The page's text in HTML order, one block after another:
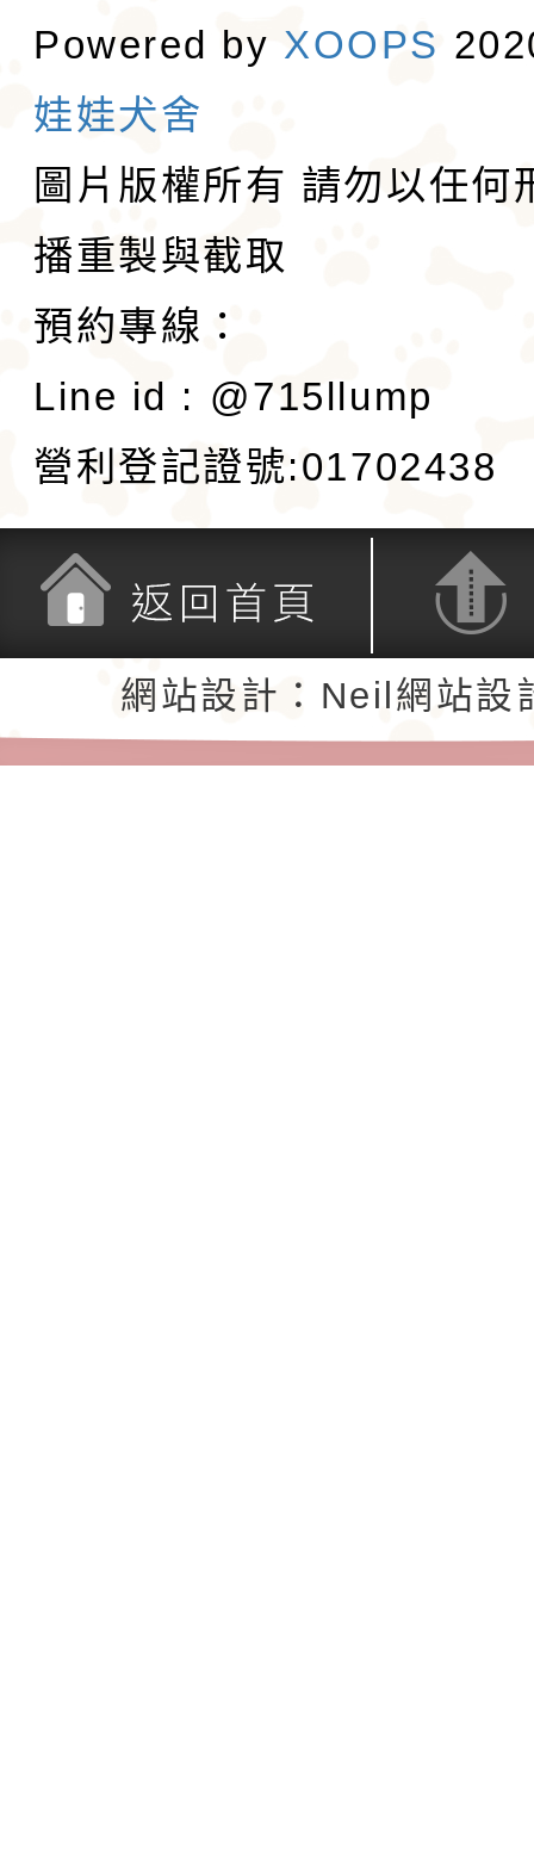
Powered by XOOPS
娃娃犬舍
圖片版權所有 請勿以任何
播重製與截取
預約專線：
Line id : @715llump
營利登記證號:01702438
返回首頁 返回頂端
網站設計：Neil網站設